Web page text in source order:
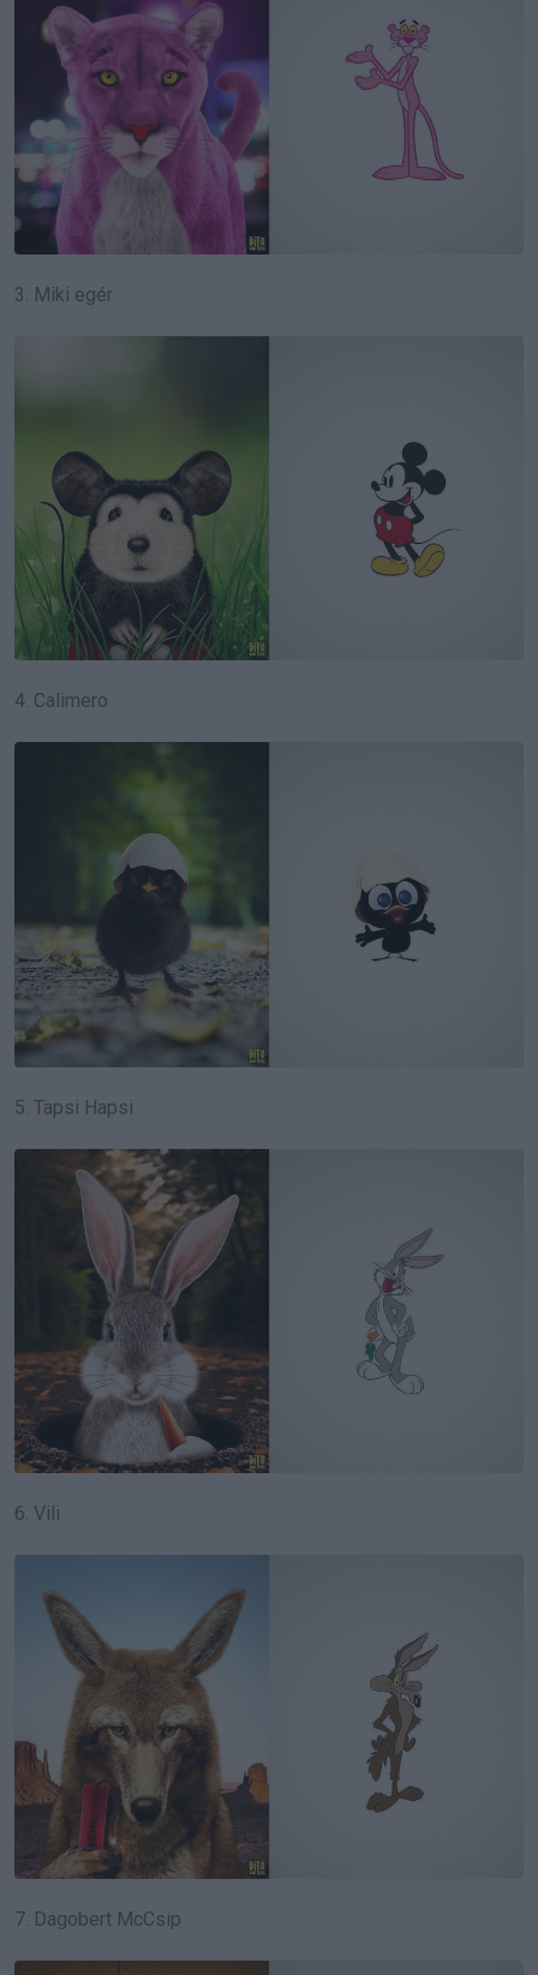
3. Miki egér
4. Calimero
5. Tapsi Hapsi
6. Vili
7. Dagobert McCsip